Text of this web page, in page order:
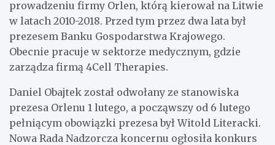
prowadzeniu firmy Orlen, którą kierował na Litwie
w latach 2010-2018. Przed tym przez dwa lata był
prezesem Banku Gospodarstwa Krajowego.
Obecnie pracuje w sektorze medycznym, gdzie
zarządza firmą 4Cell Therapies.
Daniel Obajtek został odwołany ze stanowiska
prezesa Orlenu 1 lutego, a począwszy od 6 lutego
pełniącym obowiązki prezesa był Witold Literacki.
Nowa Rada Nadzorcza koncernu ogłosiła konkurs